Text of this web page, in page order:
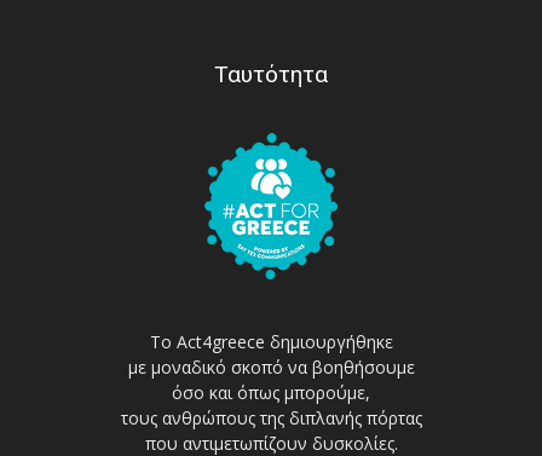
Ταυτότητα
Το Act4greece δημιουργήθηκε
με μοναδικό σκοπό να βοηθήσουμε
όσο και όπως μπορούμε,
τους ανθρώπους της διπλανής πόρτας
που αντιμετωπίζουν δυσκολίες.